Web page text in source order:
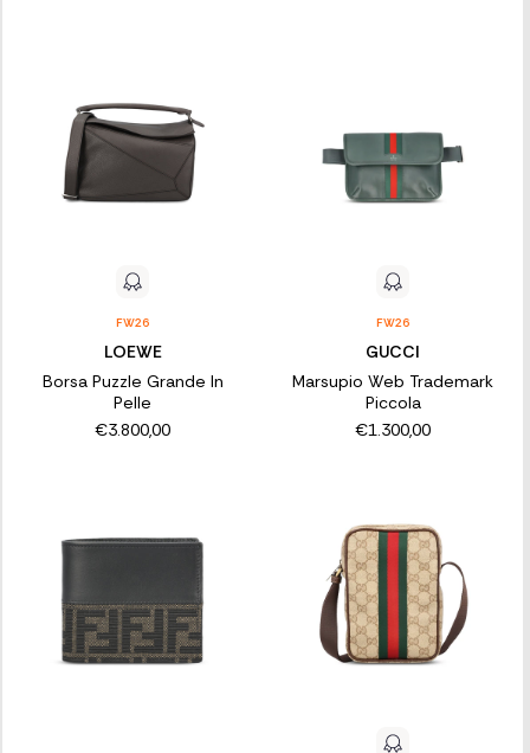
FW26
LOEWE
Borsa Puzzle Grande In
Pelle
€3.800,00
FW26
GUCCI
Marsupio Web Trademark
Piccola
€1.300,00